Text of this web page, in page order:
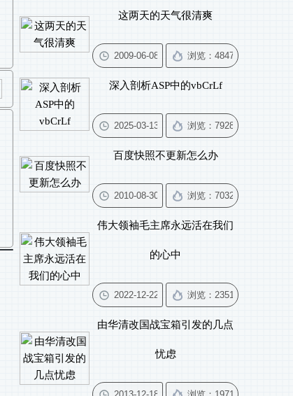
这两天的天气很清爽
深入剖析ASP中的vbCrLf
百度快照不更新怎么办
伟大领袖毛主席永远活在我们
的心中
由华清改国战宝箱引发的几点
忧虑